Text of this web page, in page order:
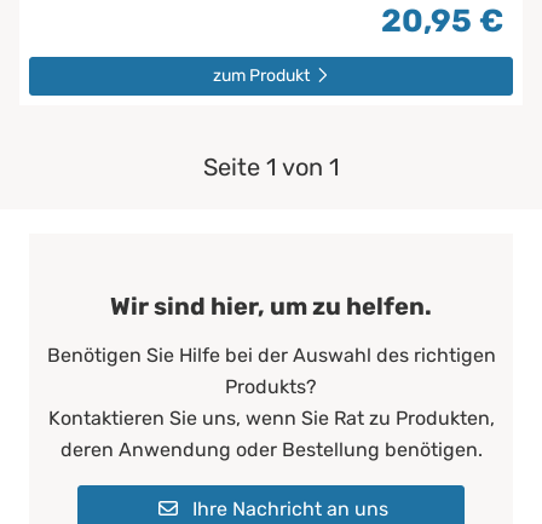
20,95 €
zum Produkt
Seite 1 von 1
Wir sind hier, um zu helfen.
Benötigen Sie Hilfe bei der Auswahl des richtigen
Produkts?
Kontaktieren Sie uns, wenn Sie Rat zu Produkten,
deren Anwendung oder Bestellung benötigen.
Ihre Nachricht an uns